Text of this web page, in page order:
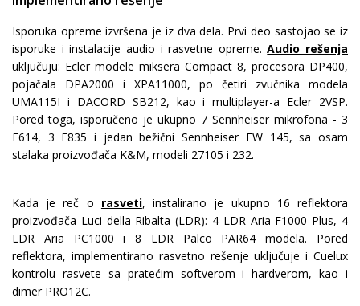
Isporuka opreme izvršena je iz dva dela. Prvi deo sastojao se iz
isporuke i instalacije audio i rasvetne opreme.Audio rešenja
uključuju: Ecler modele miksera Compact 8, procesora DP400,
pojačala DPA2000 i XPA11000, po četiri zvučnika modela
UMA115I i DACORD SB212, kao i multiplayer-a Ecler 2VSP.
Pored toga, isporučeno je ukupno 7 Sennheiser mikrofona - 3
E614, 3 E835 i jedan bežični Sennheiser EW 145, sa osam
stalaka proizvođača K&M, modeli 27105 i 232.
Kada je reč o rasveti, instalirano je ukupno 16 reflektora
proizvođača Luci della Ribalta (LDR): 4 LDR Aria F1000 Plus, 4
LDR Aria PC1000 i 8 LDR Palco PAR64 modela. Pored
reflektora, implementirano rasvetno rešenje uključuje i Cuelux
kontrolu rasvete sa pratećim softverom i hardverom, kao i
dimer PRO12C.